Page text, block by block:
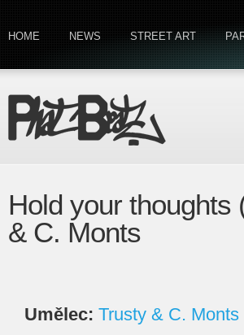
HOME NEWS STREET ART
Hold your thoughts
& C. Monts
Umělec: Trusty & C. Monts